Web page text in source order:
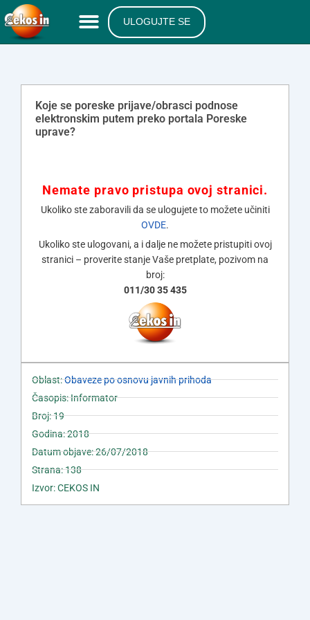
ULOGUJTE SE
Koje se poreske prijave/obrasci podnose
elektronskim putem preko portala Poreske
uprave?
Nemate pravo pristupa ovoj stranici.
Ukoliko ste zaboravili da se ulogujete to možete učiniti
OVDE.
Ukoliko ste ulogovani, a i dalje ne možete pristupiti ovoj
stranici – proverite stanje Vaše pretplate, pozivom na
broj:
011/30 35 435
Oblast:Obaveze po osnovu javnih prihoda
Časopis: Informator
Broj: 19
Godina: 2018
Datum objave: 26/07/2018
Strana: 138
Izvor: CEKOS IN